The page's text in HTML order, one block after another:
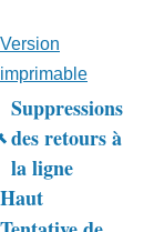
Version
imprimable
Liens
transversaux
de
Suppressions
des retours à
la ligne
Haut